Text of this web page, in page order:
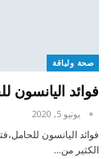
صحة ولياقة
فوائد اليانسون
يونيو 5, 2020
فوائد اليانسون
الكثير من…